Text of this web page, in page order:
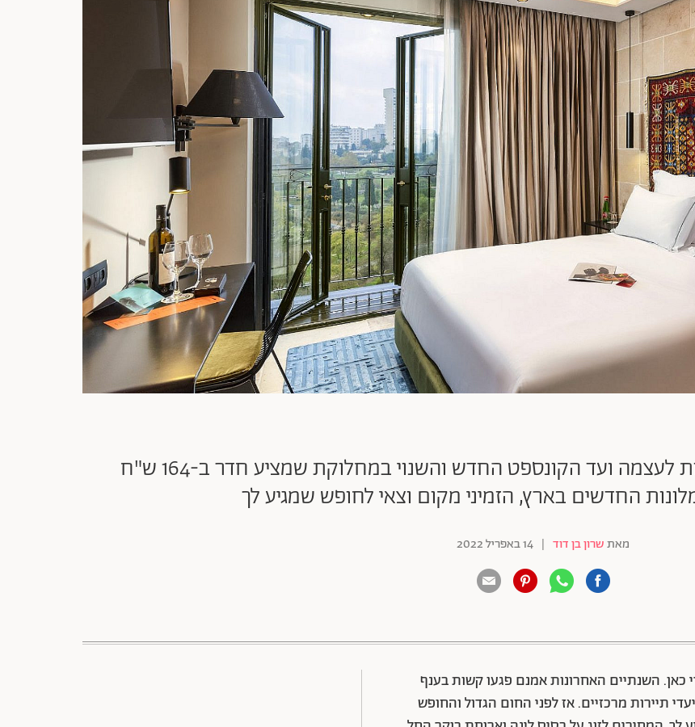
מהמלון שלא כל אחת יכולה להרשות לעצמה ועד הקונספט החדש והשנוי במחלוקת שמציע חדר ב-164 ש"ח
החדשים בארץ, הזמיני מקום וצאי לחופש שמגיע לך
מאתשרון בן דוד | 14 באפריל 2022
השנתיים האחרונות אמנם פגעו קשות בענף
תיירות מרכזיים. אז לפני החום הגדול והחופש